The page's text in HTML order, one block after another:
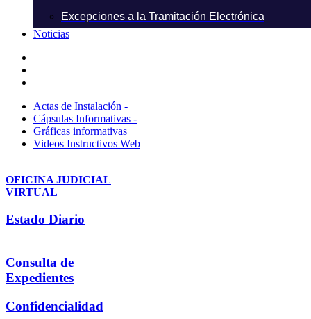
Excepciones a la Tramitación Electrónica
Noticias
Actas de Instalación -
Cápsulas Informativas -
Gráficas informativas
Videos Instructivos Web
OFICINA JUDICIAL
VIRTUAL
Estado Diario
Consulta de
Expedientes
Confidencialidad